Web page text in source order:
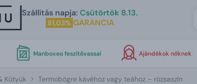
Szállítás napja: Csütörtök 8.13.
81,03% GARANCIA
Manboxeo feszítővassal Ajándékok nőknek
Kütyük Termobögre kávéhoz vagy teához – rózsaszín